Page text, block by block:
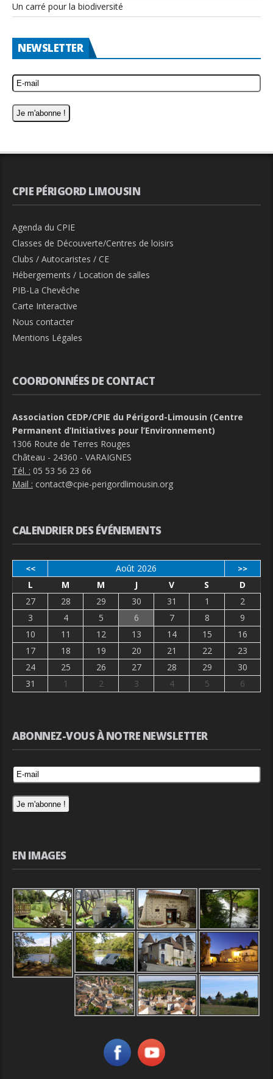
Un carré pour la biodiversité
NEWSLETTER
CPIE PÉRIGORD LIMOUSIN
Agenda du CPIE
Classes de Découverte/Centres de loisirs
Clubs / Autocaristes / CE
Hébergements / Location de salles
PIB-La Chevêche
Carte Interactive
Nous contacter
Mentions Légales
COORDONNÉES DE CONTACT
Association CEDP/CPIE du Périgord-Limousin (Centre
Permanent d’Initiatives pour l’Environnement)
1306 Route de Terres Rouges
Château - 24360 - VARAIGNES
Tél. : 05 53 56 23 66
Mail : contact@cpie-perigordlimousin.org
CALENDRIER DES ÉVÉNEMENTS
<< Août 2026 >>
L M M J V S
D
27
28 29 30 31 1
2
3
4 5 6 7 8
9
10
11 12 13 14 15
16
17
18 19 20 21 22
23
24
25 26 27 28 29
30
31
1 2 3 4 5 6
ABONNEZ-VOUS À NOTRE NEWSLETTER
EN IMAGES